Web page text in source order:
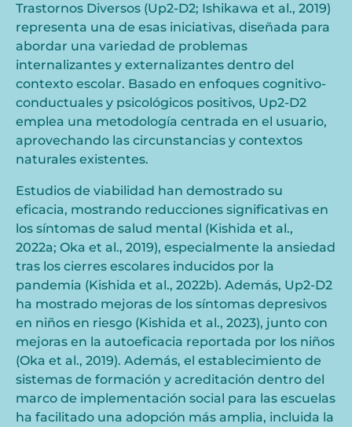
Trastornos Diversos (Up2-D2; Ishikawa et al., 2019)
representa una de esas iniciativas, diseñada para
abordar una variedad de problemas
internalizantes y externalizantes dentro del
contexto escolar. Basado en enfoques cognitivo-
conductuales y psicológicos positivos, Up2-D2
emplea una metodología centrada en el usuario,
aprovechando las circunstancias y contextos
naturales existentes.
Estudios de viabilidad han demostrado su
eficacia, mostrando reducciones significativas en
los síntomas de salud mental (Kishida et al.,
2022a; Oka et al., 2019), especialmente la ansiedad
tras los cierres escolares inducidos por la
pandemia (Kishida et al., 2022b). Además, Up2-D2
ha mostrado mejoras de los síntomas depresivos
en niños en riesgo (Kishida et al., 2023), junto con
mejoras en la autoeficacia reportada por los niños
(Oka et al., 2019). Además, el establecimiento de
sistemas de formación y acreditación dentro del
marco de implementación social para las escuelas
ha facilitado una adopción más amplia, incluida la